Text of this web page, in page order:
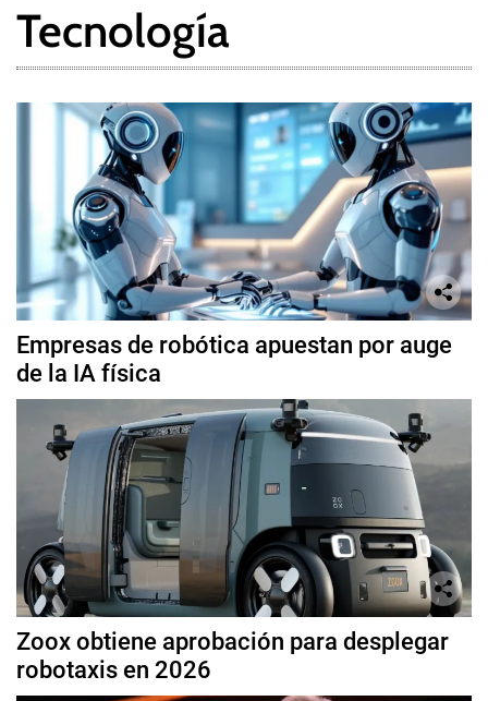
Tecnología
Empresas de robótica apuestan por auge
de la IA física
Zoox obtiene aprobación para desplegar
robotaxis en 2026